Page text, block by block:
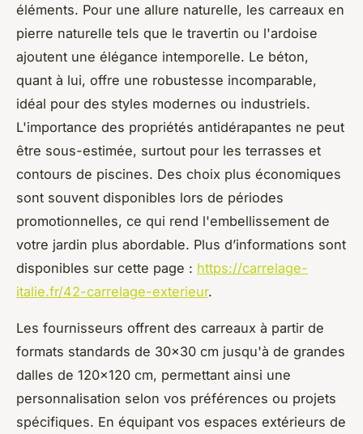
éléments. Pour une allure naturelle, les carreaux en
pierre naturelle tels que le travertin ou l'ardoise
ajoutent une élégance intemporelle. Le béton,
quant à lui, offre une robustesse incomparable,
idéal pour des styles modernes ou industriels.
L'importance des propriétés antidérapantes ne peut
être sous-estimée, surtout pour les terrasses et
contours de piscines. Des choix plus économiques
sont souvent disponibles lors de périodes
promotionnelles, ce qui rend l'embellissement de
votre jardin plus abordable. Plus d’informations sont
disponibles sur cette page : https://carrelage-
italie.fr/42-carrelage-exterieur.
Les fournisseurs offrent des carreaux à partir de
formats standards de 30x30 cm jusqu'à de grandes
dalles de 120x120 cm, permettant ainsi une
personnalisation selon vos préférences ou projets
spécifiques. En équipant vos espaces extérieurs de